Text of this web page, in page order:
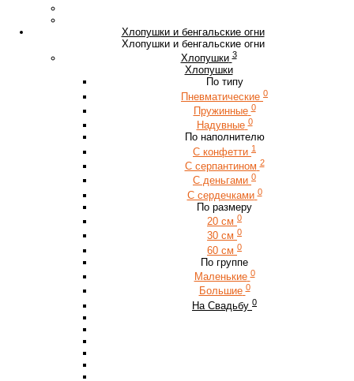
Хлопушки и бенгальские огни
Хлопушки и бенгальские огни
Хлопушки 3
Хлопушки
По типу
Пневматические 0
Пружинные 0
Надувные 0
По наполнителю
С конфетти 1
С серпантином 2
С деньгами 0
С сердечками 0
По размеру
20 см 0
30 см 0
60 см 0
По группе
Маленькие 0
Большие 0
На Свадьбу 0